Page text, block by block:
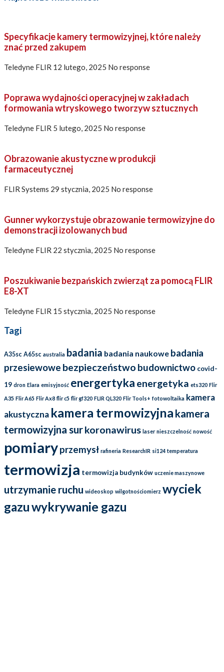
Specyfikacje kamery termowizyjnej, które należy
znać przed zakupem
Teledyne FLIR 12 lutego, 2025 No response
Poprawa wydajności operacyjnej w zakładach
formowania wtryskowego tworzyw sztucznych
Teledyne FLIR 5 lutego, 2025 No response
Obrazowanie akustyczne w produkcji
farmaceutycznej
FLIR Systems 29 stycznia, 2025 No response
Gunner wykorzystuje obrazowanie termowizyjne do
demonstracji izolowanych bud
Teledyne FLIR 22 stycznia, 2025 No response
Poszukiwanie bezpańskich zwierząt za pomocą FLIR
E8-XT
Teledyne FLIR 15 stycznia, 2025 No response
Tagi
A35sc A65sc australia badania badania naukowe badania
przesiewowe bezpieczeństwo budownictwo covid-
19 dron Elara emisyjność energertyka energetyka ets320 Flir
A35 Flir A65 Flir Ax8 flir c5 flir gf320 FLIR QL320 Flir Tools+ fotowoltaika kamera
akustyczna kamera termowizyjna kamera
termowizyjna surkoronawirus laser nieszczelność nowość
pomiaryprzemysł rafineria ResearchIR si124 temperatura
termowizja termowizja budynków uczenie maszynowe
utrzymanie ruchu wideoskop wilgotnościomierz wyciek
gazuwykrywanie gazu